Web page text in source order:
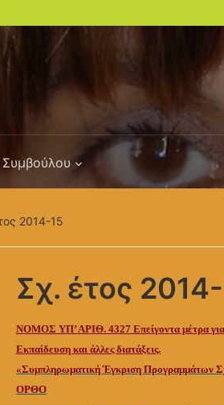
2014-15
Σχ. έτος
ΝΟΜΟΣ ΥΠ’ ΑΡΙΘ. 4327 Επείγοντα μέτρα για
Εκπαίδευση και άλλες διατάξεις.
«Συμπληρωματική Έγκριση
ΟΡΘΟ